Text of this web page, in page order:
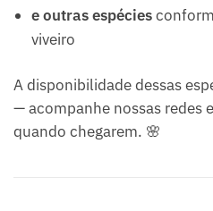
e outras espécies
viveiro
A disponibilidade dessas
— acompanhe nossas redes
quando chegarem. 🌸